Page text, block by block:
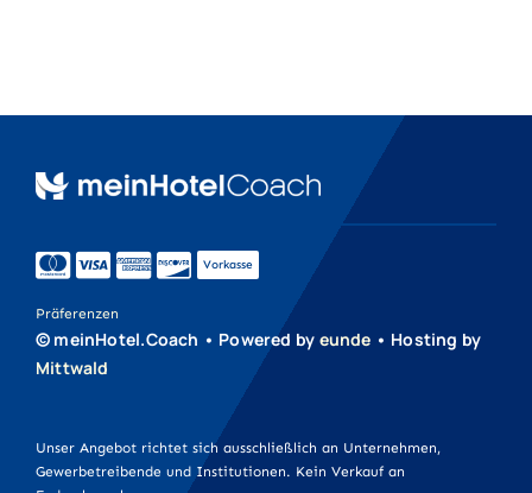
Vorkasse
Präferenzen
© meinHotel.Coach • Powered by eunde • Hosting by
Mittwald
Unser Angebot richtet sich ausschließlich an Unternehmen,
Gewerbetreibende und Institutionen. Kein Verkauf an
Werbetechnik